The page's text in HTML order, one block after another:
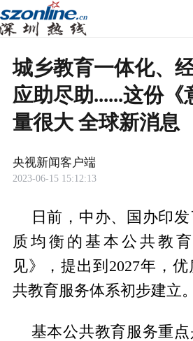
城乡教育一体化、
应助尽助......这份《
量很大 全球新消息
央视新闻客户端
2023-06-15 15:12:13
日前，中办、国办印
质均衡的基本公共教
见》，提出到2027年，
共教育服务体系初步建立。
基本公共教育服务重